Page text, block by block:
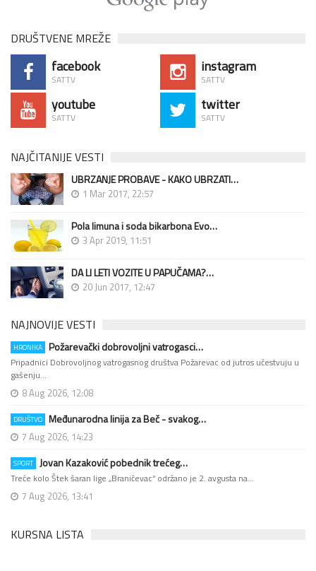
DRUŠTVENE MREŽE
facebook
SATTV
instagram
SATTV
youtube
SATTV
twitter
SATTV
NAJČITANIJE VESTI
UBRZANJE PROBAVE - KAKO UBRZATI…
1 Mar 2017, 22:57
Pola limuna i soda bikarbona Evo…
3 Apr 2019, 11:51
DA LI LETI VOZITE U PAPUČAMA?…
20 Jun 2017, 12:47
NAJNOVIJE VESTI
HRONIKA Požarevački dobrovoljni vatrogasci…
Pripadnici Dobrovoljnog vatrogasnog društva Požarevac od jutros učestvuju u
gašenju…
8 Aug 2026, 12:08
DRUŠTVO Međunarodna linija za Beč - svakog…
7 Aug 2026, 14:23
SPORT Jovan Kazaković pobednik trećeg…
Treće kolo Štek šaran lige „Braničevac“ održano je 2. avgusta na…
7 Aug 2026, 13:41
KURSNA LISTA